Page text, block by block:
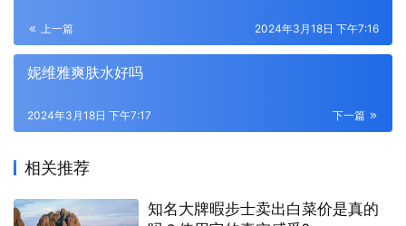
上一篇 2024年3月18日 下午7:16
妮维雅爽肤水好吗
下一篇
2024年3月18日 下午7:17
相关推荐
知名大牌暇步士卖出白菜价是真的